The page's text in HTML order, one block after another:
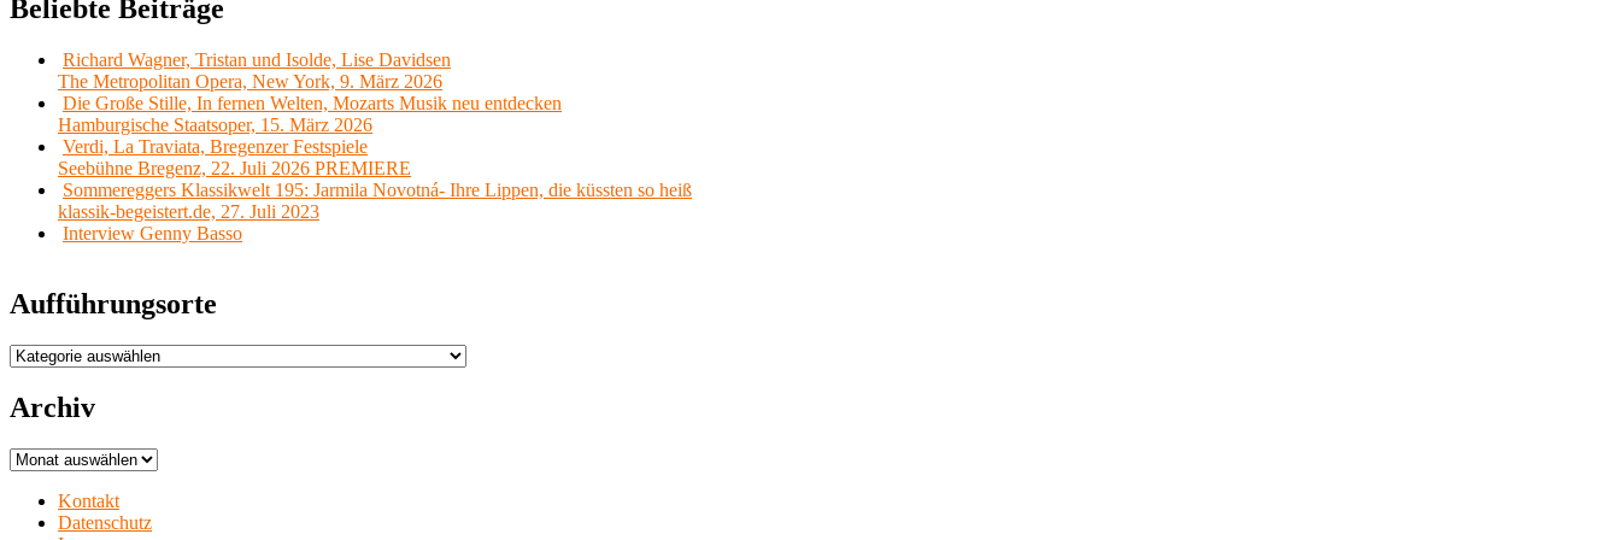
Beliebte Beiträge
Richard Wagner, Tristan und Isolde, Lise Davidsen
The Metropolitan Opera, New York, 9. März 2026
Die Große Stille, In fernen Welten, Mozarts Musik neu entdecken
Hamburgische Staatsoper, 15. März 2026
Verdi, La Traviata, Bregenzer Festspiele
Seebühne Bregenz, 22. Juli 2026 PREMIERE
Sommereggers Klassikwelt 195: Jarmila Novotná- Ihre Lippen, die küssten so heiß
klassik-begeistert.de, 27. Juli 2023
Interview Genny Basso
Aufführungsorte
Aufführungsorte
Archiv
Archiv
Kontakt
Datenschutz